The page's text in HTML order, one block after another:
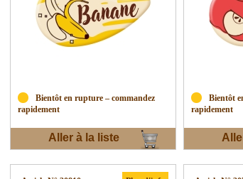
Bientôt en rupture – commandez
rapidement
Aller à la liste
Bientôt
rapidement